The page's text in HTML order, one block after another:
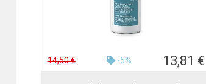
14,50 € -5% 13,81 €